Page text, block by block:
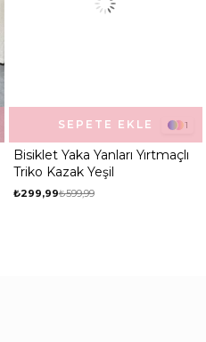
1
Bisiklet Yaka Yanları Yırtmaçlı
Triko Kazak Yeşil
₺299,99₺599,99
SEPETE EKLE